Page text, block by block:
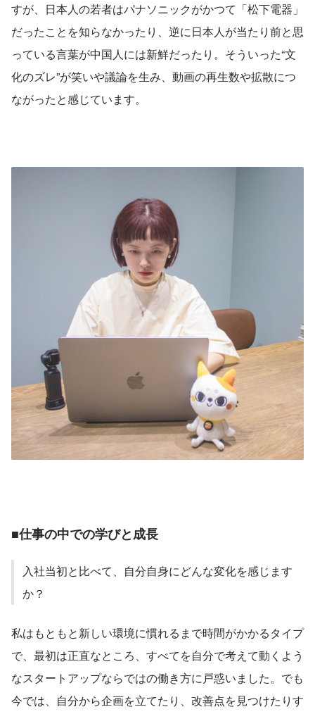
すが、日本人の若者はパナソニックがかつて「松下電器」
だったことを知らなかったり、逆に日本人が当たり前と思
っている言葉が中国人には新鮮だったり。そういった“文
化のズレ”が笑いや議論を生み、動画の再生数や拡散につ
ながったと感じています。
■仕事の中での学びと成長
入社当初と比べて、自分自身にどんな変化を感じます
か？
私はもともと新しい環境に慣れるまで時間がかかるタイプ
で、最初は正直なところ、すべてを自分で考えて動くよう
なスタートアップならではの働き方に戸惑いました。でも
今では、自分から企画を立てたり、改善点を見つけたりす